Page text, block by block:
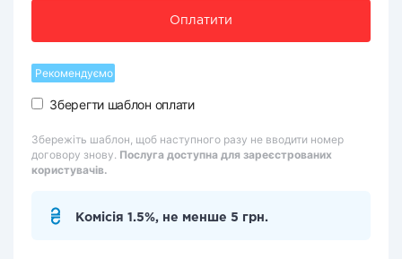
Оплатити
Рекомендуємо
Зберегти шаблон оплати
Збережіть шаблон, щоб наступного разу не вводити номер
договору знову. Послуга доступна для зареєстрованих
користувачів.
Комісія 1.5%, не менше 5 грн.